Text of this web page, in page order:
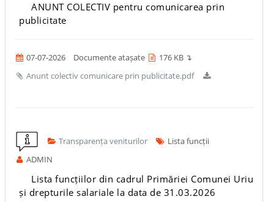
ANUNT COLECTIV pentru comunicarea prin
publicitate
07-07-2026 Documente atașate
176 KB ↴
Anunt colectiv comunicare prin publicitate.pdf
Transparența veniturilor
Lista funcții
ADMIN
Lista funcțiilor din cadrul Primăriei Comunei Uriu
și drepturile salariale la data de 31.03.2026